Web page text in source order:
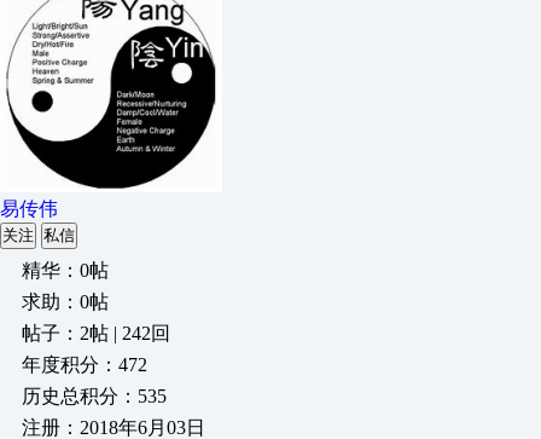
易传伟
关注 私信
精华：0帖
求助：0帖
帖子：2帖 | 242回
年度积分：472
历史总积分：535
注册：2018年6月03日